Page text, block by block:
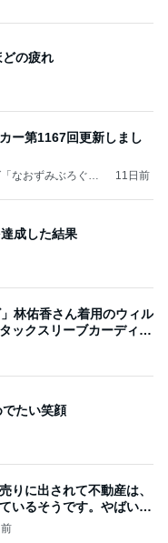
の疲れ
ー第1167回更新しまし
なおずみぶろぐ」
11日前
成した結果
林佑香さん着用のウィル
ックスリーブカーディガ
たい笑顔
りに出されて不動産は、
いるそうです。やばいで